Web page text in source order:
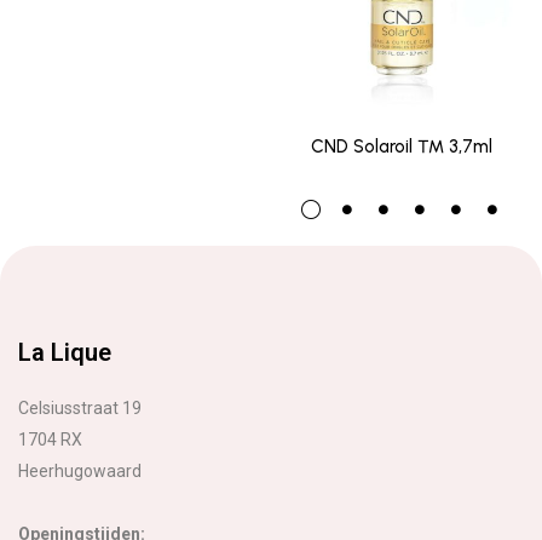
CND Solaroil ™ 3,7ml
La Lique
Celsiusstraat 19
1704 RX
Heerhugowaard
Openingstijden: